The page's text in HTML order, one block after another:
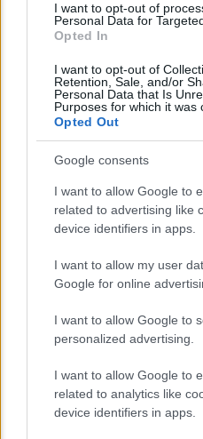
consent section.
I want to opt-out of
Personal Data for
Opted In
I want to opt-out of
Retention, Sale, and/or
Personal Data that Is
Purposes for which it was
Opted Out
Google consents
I want to allow Google to
related to advertising like
device identifiers in apps.
I want to allow my user
Google for online
I want to allow Google to
personalized advertising.
I want to allow Google to
related to analytics like
device identifiers in apps.
Lo sapevi che...
Avena ogni
cereale può
salute
Dieta e tumori:
alimentari che
ridurre il rischio
Venti anni fa
telematiche in
UniMarconi